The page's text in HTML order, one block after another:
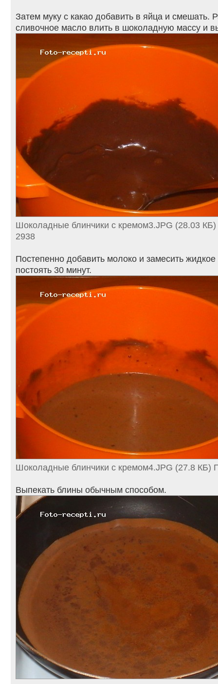
Затем муку с какао добавить в яйца и смешать.
сливочное масло влить в шоколадную массу и
Шоколадные блинчики с кремом3.JPG (28.03
2938
Постепенно добавить молоко и замесить жидкое
постоять 30 минут.
Шоколадные блинчики с кремом4.JPG (27.8 КБ)
Выпекать блины обычным способом.